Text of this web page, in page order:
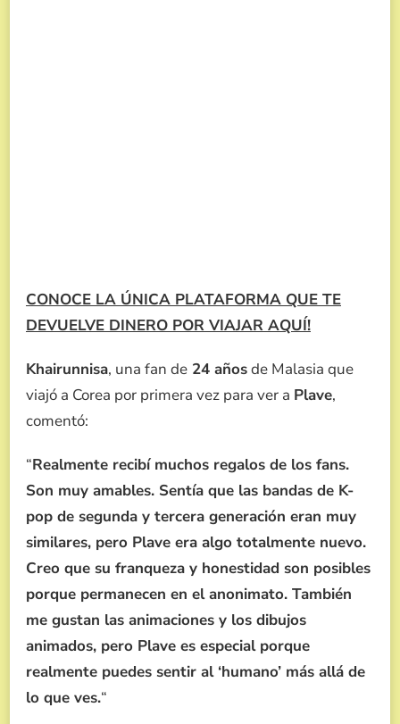
CONOCE LA ÚNICA PLATAFORMA QUE TE
DEVUELVE DINERO POR VIAJAR AQUÍ!
Khairunnisa, una fan de 24 añosde Malasia que
viajó a Corea por primera vez para ver a Plave,
comentó:
“Realmente recibí muchos regalos de los fans.
Son muy amables. Sentía que las bandas de K-
pop de segunda y tercera generación eran muy
similares, pero Plave era algo totalmente nuevo.
Creo que su franqueza y honestidad son posibles
porque permanecen en el anonimato. También
me gustan las animaciones y los dibujos
animados, pero Plave es especial porque
realmente puedes sentir al ‘humano’ más allá de
lo que ves.“